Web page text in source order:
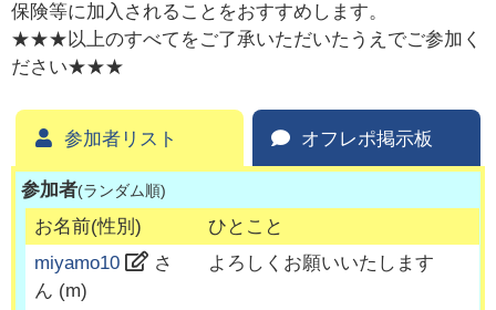
保険等に加入されることをおすすめします。
★★★以上のすべてをご了承いただいたうえでご参加く
ださい★★★
参加者リスト オフレポ掲示板
参加者(ランダム順)
お名前(性別)
ひとこと
miyamo10
さ
ん (m)
よろしくお願いいたします